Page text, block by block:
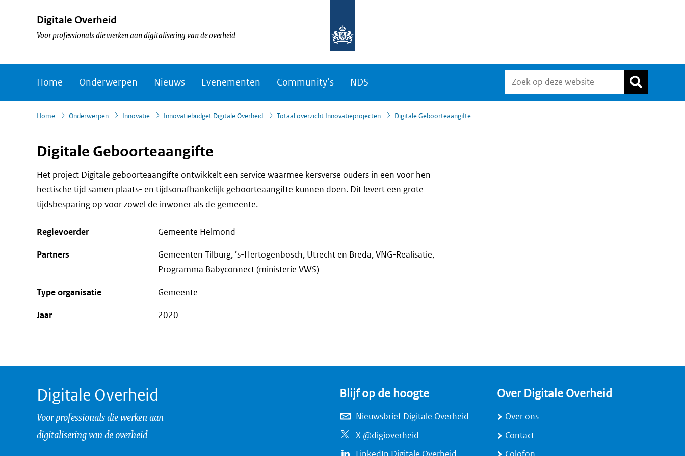
Digitale Overheid
Voor professionals die werken aan digitalisering van de overheid
Home Onderwerpen Nieuws Evenementen Community’s NDS
Home
› Onderwerpen Innovatie Innovatiebudget Digitale Overheid Totaal overzicht Innovatieprojecten Digitale Geboorteaangifte
Digitale Geboorteaangifte
Het project Digitale geboorteaangifte ontwikkelt een service waarmee kersverse ouders in een voor hen
hectische tijd samen plaats- en tijdsonafhankelijk geboorteaangifte kunnen doen. Dit levert een grote
tijdsbesparing op voor zowel de inwoner als de gemeente.
Regievoerder Gemeente Helmond
Partners
Gemeenten Tilburg, ’s-Hertogenbosch, Utrecht en Breda, VNG-Realisatie,
Programma Babyconnect (ministerie VWS)
Type organisatie Gemeente
Jaar 2020
Digitale Overheid
Voor professionals die werken aan
digitalisering van de overheid
Blijf op de hoogte
Nieuwsbrief Digitale Overheid
X @digioverheid
Over Digitale Overheid
Over ons
Contact